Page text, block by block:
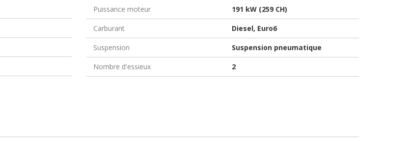
Puissance moteur 191 kW (259 CH)
Carburant Diesel, Euro6
Suspension Suspension pneumatique
Nombre d'essieux 2